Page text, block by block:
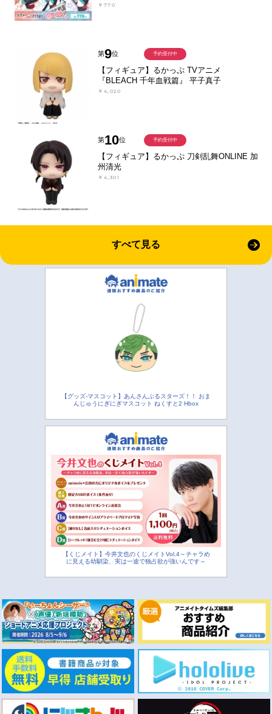
￥770
第9位
【フィギュア】るかっぷ TVアニメ
『BLEACH 千年血戦篇』 平子真子
￥4,020
予約受付中
第10位
【フィギュア】るかっぷ 刀剣乱舞ONLINE 加
州清光
￥4,301
予約受付中
すべて見る
【グッズ-マスコット】あんさんぶるスターズ！！ おま
んじゅうにぎにぎマスコット ねくすと2 Hbox
【くじメイト】今井文也のくじメイトVol.4～チャラめ
に見える幼馴染、実は一途で独占欲が強いんです～